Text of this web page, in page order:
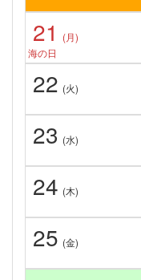
21
(月)
海の日
22 (火)
23 (水)
24 (木)
25 (金)